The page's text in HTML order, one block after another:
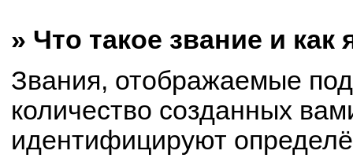
» Что такое звание и как
Звания, отображаемые
количество созданных
идентифицируют